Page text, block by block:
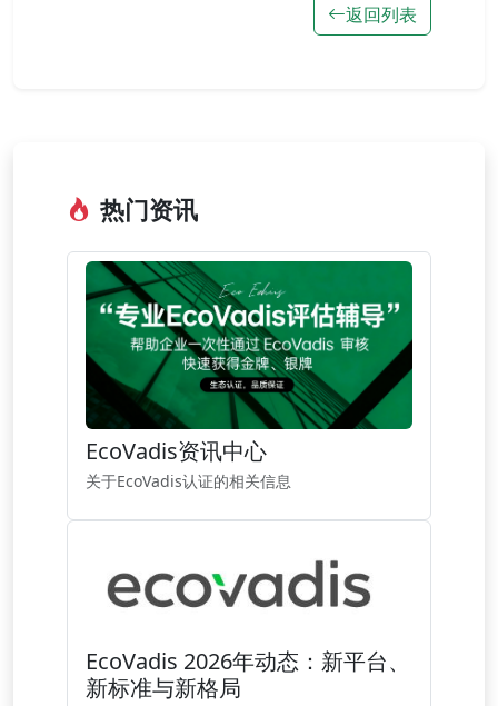
返回列表
热门资讯
EcoVadis资讯中心
关于EcoVadis认证的相关信息
EcoVadis 2026年动态：新平台、
新标准与新格局